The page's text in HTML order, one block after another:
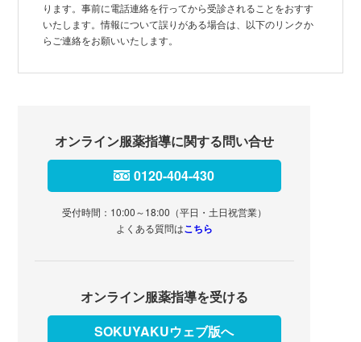
ります。事前に電話連絡を行ってから受診されることをおすす
いたします。情報について誤りがある場合は、以下のリンクか
らご連絡をお願いいたします。
オンライン服薬指導に関する問い合せ
0120-404-430
受付時間：10:00～18:00（平日・土日祝営業）
よくある質問はこちら
オンライン服薬指導を受ける
SOKUYAKUウェブ版へ